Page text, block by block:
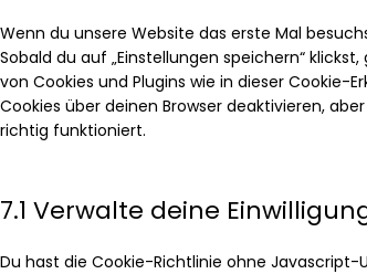
Wenn du unsere Website das erste Mal
Sobald du auf „Einstellungen speichern“
von Cookies und Plugins wie in dieser Cookie-
Cookies über deinen Browser deaktivieren,
richtig funktioniert.
7.1 Verwalte deine
Du hast die Cookie-Richtlinie ohne